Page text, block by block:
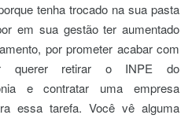
tenha trocado na sua pasta
em sua gestão ter aumentado
por prometer acabar com
querer retirar o INPE do
e contratar uma empresa
essa tarefa. Você vê alguma